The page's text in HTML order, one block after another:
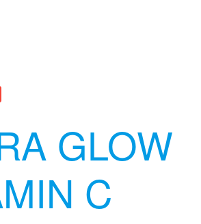
GLOW
C